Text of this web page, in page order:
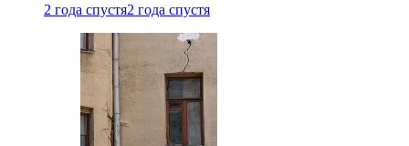
2 года спустя2 года спустя